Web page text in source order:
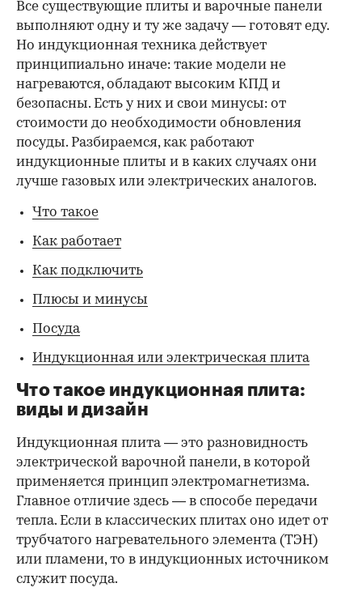
Все существующие плиты и варочные панели
выполняют одну и ту же задачу — готовят еду.
Но индукционная техника действует
принципиально иначе: такие модели не
нагреваются, обладают высоким КПД и
безопасны. Есть у них и свои минусы: от
стоимости до необходимости обновления
посуды. Разбираемся, как работают
индукционные плиты и в каких случаях они
лучше газовых или электрических аналогов.
Что такое
Как работает
Как подключить
Плюсы и минусы
Посуда
Индукционная или электрическая плита
Что такое индукционная плита:
виды и дизайн
Индукционная плита — это разновидность
электрической варочной панели, в которой
применяется принцип электромагнетизма.
Главное отличие здесь — в способе передачи
тепла. Если в классических плитах оно идет от
трубчатого нагревательного элемента (ТЭН)
или пламени, то в индукционных источником
служит посуда.